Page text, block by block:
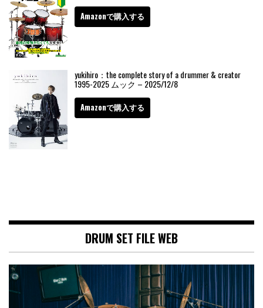
Amazonで購入する
yukihiro：the complete story of a drummer & creator
1995-2025 ムック – 2025/12/8
Amazonで購入する
DRUM SET FILE WEB